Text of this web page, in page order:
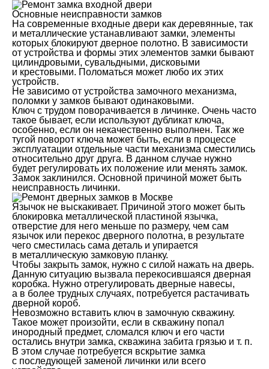
Основные неисправности замков
На современные входные двери как деревянные, так
и металлические устанавливают замки, элементы
которых блокируют дверное полотно. В зависимости
от устройства и формы этих элементов замки бывают
цилиндровыми, сувальдными, дисковыми
и крестовыми. Поломаться может любо их этих
устройств.
Не зависимо от устройства замочного механизма,
поломки у замков бывают одинаковыми.
Ключ с трудом поворачивается в личинке. Очень часто
такое бывает, если используют дубликат ключа,
особенно, если он некачественно выполнен. Так же
тугой поворот ключа может быть, если в процессе
эксплуатации отдельные части механизма сместились
относительно друг друга. В данном случае нужно
будет регулировать их положение или менять замок.
Замок заклинился. Основной причиной может быть
неисправность личинки.
Язычок не выскакивает. Причиной этого может быть
блокировка металлической пластиной язычка,
отверстие для него меньше по размеру, чем сам
язычок или перекос дверного полотна, в результате
чего сместилась сама деталь и упирается
в металлическую замковую планку.
Чтобы закрыть замок, нужно с силой нажать на дверь.
Данную ситуацию вызвала перекосившаяся дверная
коробка. Нужно отрегулировать дверные навесы,
а в более трудных случаях, потребуется растачивать
дверной короб.
Невозможно вставить ключ в замочную скважину.
Такое может произойти, если в скважину попал
инородный предмет, сломался ключ и его части
остались внутри замка, скважина забита грязью и т. п.
В этом случае потребуется вскрытие замка
с последующей заменой личинки или всего